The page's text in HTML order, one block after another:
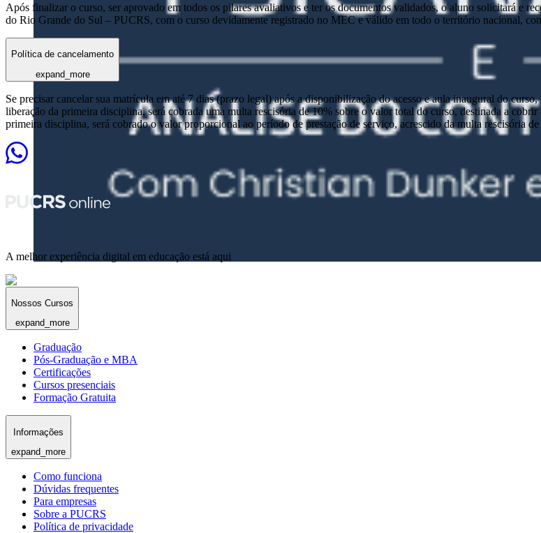
Após finalizar o curso, ser aprovado em todos os pilares avaliativos e ter os documentos validados, o aluno solicitará e
do Rio Grande do Sul – PUCRS, com o curso devidamente registrado no MEC e válido em todo o território nacional,
Política de cancelamento
expand_more
Se precisar cancelar sua matrícula em até 7 dias (prazo legal) após a disponibilização do acesso e aula inaugural do
liberação da primeira disciplina, será cobrada uma multa rescisória de 10% sobre o valor total do curso, destinada a
primeira disciplina, será cobrado o valor proporcional ao período de prestação de serviço, acrescido da multa rescisória
A melhor experiência digital em educação está aqui
Nossos Cursos
expand_more
Graduação
Pós-Graduação e MBA
Certificações
Cursos presenciais
Formação Gratuita
Informações
expand_more
Como funciona
Dúvidas frequentes
Para empresas
Sobre a PUCRS
Política de privacidade